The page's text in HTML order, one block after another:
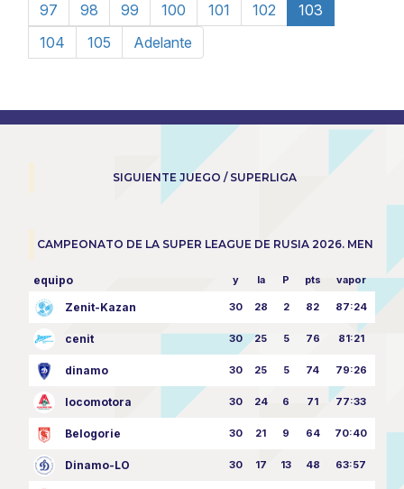
97
98 99 100 101 102
103
104
105 Adelante
SIGUIENTE JUEGO / SUPERLIGA
CAMPEONATO DE LA SUPER LEAGUE DE RUSIA 2026. MEN
equipo y la P pts vapor
Zenit-Kazan 30 28 2 82 87:24
cenit 30 25 5 76 81:21
dinamo 30 25 5 74 79:26
locomotora 30 24 6 71 77:33
Belogorie 30 21 9 64 70:40
Dinamo-LO 30 17 13 48 63:57